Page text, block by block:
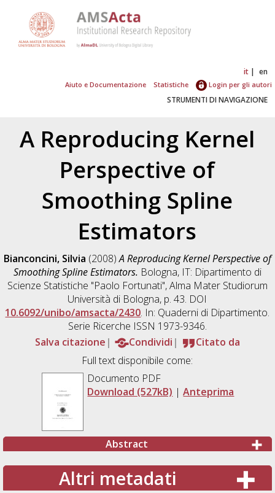
it en
Aiuto e Documentazione Statistiche Login per gli autori
STRUMENTI DI NAVIGAZIONE
A Reproducing Kernel
Perspective of
Smoothing Spline
Estimators
Bianconcini, Silvia (2008)A Reproducing Kernel Perspective of
Smoothing Spline Estimators. Bologna, IT: Dipartimento di
Scienze Statistiche "Paolo Fortunati", Alma Mater Studiorum
Università di Bologna, p. 43. DOI
10.6092/unibo/amsacta/2430. In: Quaderni di Dipartimento.
Serie Ricerche ISSN 1973-9346.
Salva citazione
Condividi
Citato da
Full text disponibile come:
Documento PDF
Download (527kB) |Anteprima
Abstract
Altri metadati